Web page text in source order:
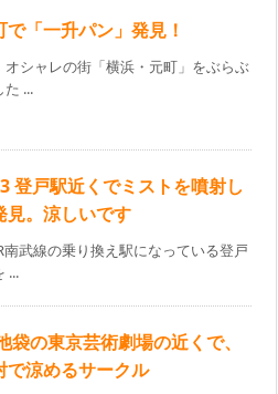
「一升パン」発見！
オシャレの街「横浜・元町」をぶらぶ
た ...
登戸駅近くでミストを噴射し
見。涼しいです
南武線の乗り換え駅になっている登戸
...
袋の東京芸術劇場の近くで、
で涼めるサークル